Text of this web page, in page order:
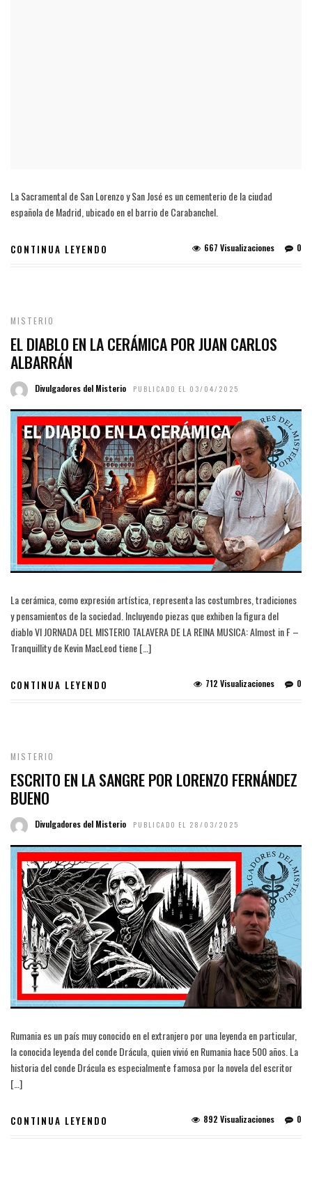
La Sacramental de San Lorenzo y San José es un cementerio de la ciudad
española de Madrid, ubicado en el barrio de Carabanchel.
CONTINUA LEYENDO 0
667 Visualizaciones
MISTERIO
EL DIABLO EN LA CERÁMICA POR JUAN CARLOS
ALBARRÁN
Divulgadores del Misterio PUBLICADO EL 03/04/2025
La cerámica, como expresión artística, representa las costumbres, tradiciones
y pensamientos de la sociedad. Incluyendo piezas que exhiben la figura del
diablo VI JORNADA DEL MISTERIO TALAVERA DE LA REINA MUSICA: Almost in F –
Tranquillity de Kevin MacLeod tiene […]
CONTINUA LEYENDO 0
712 Visualizaciones
MISTERIO
ESCRITO EN LA SANGRE POR LORENZO FERNÁNDEZ
BUENO
Divulgadores del Misterio PUBLICADO EL 28/03/2025
Rumania es un país muy conocido en el extranjero por una leyenda en particular,
la conocida leyenda del conde Drácula, quien vivió en Rumania hace 500 años. La
historia del conde Drácula es especialmente famosa por la novela del escritor
[…]
CONTINUA LEYENDO 0
892 Visualizaciones